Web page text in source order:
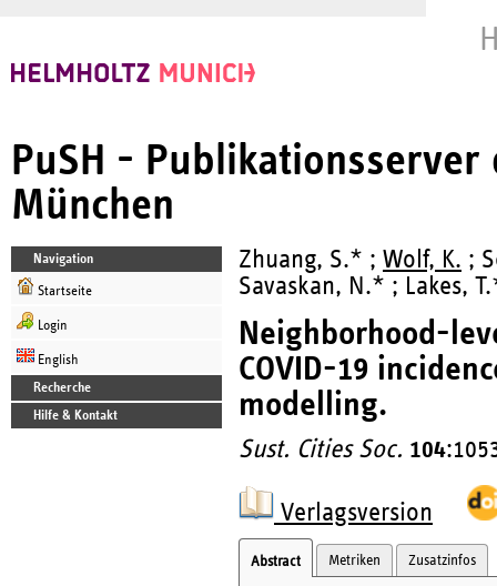
PuSH -
München
Navigation
Startseite
Login
English
Recherche
Hilfe & Kontakt
Zhuang, S.* ; Wolf, K. ;
Savaskan, N.* ; Lakes,
Neighborhood-
COVID-19
modelling.
Sust. Cities Soc. 104
Verlagsversion
Abstract Metriken Zusatzinfos